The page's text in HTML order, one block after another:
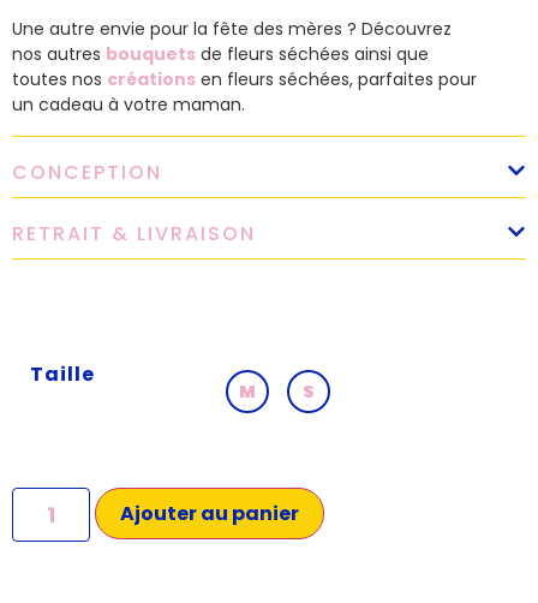
Une autre envie pour la fête des mères ? Découvrez
nos autres bouquets de fleurs séchées ainsi que
toutes nos créations en fleurs séchées, parfaites pour
un cadeau à votre maman.
CONCEPTION
RETRAIT & LIVRAISON
Taille
M S
Ajouter au panier